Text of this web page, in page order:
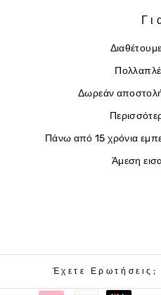
Δωρεάν
Πάνω από 15 χρόνια
Άμεση
Έχετε